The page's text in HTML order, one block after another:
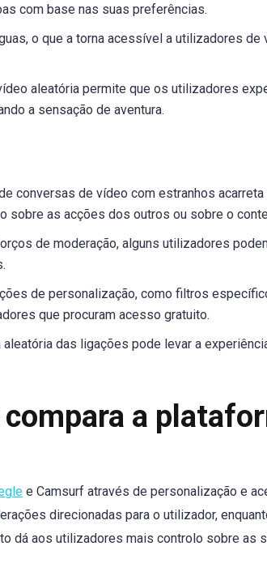
com base nas suas preferências.
o que a torna acessível a utilizadores de
aleatória permite que os utilizadores
a sensação de aventura.
conversas de vídeo com estranhos
as acções dos outros ou sobre o
de moderação, alguns utilizadores
de personalização, como filtros
que procuram acesso gratuito.
aleatória das ligações pode levar a
a
e Camsurf através de personalização e
direcionadas para o utilizador,
dá aos utilizadores mais controlo sobre as